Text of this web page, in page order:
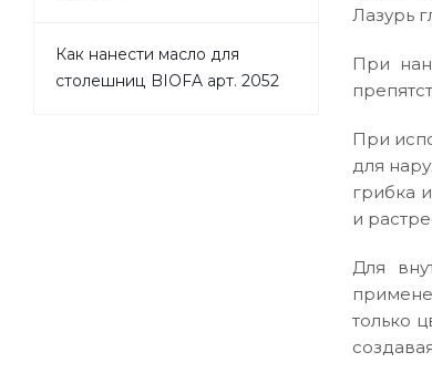
Лазурь
При
При
для
грибка
и
Для
только
Как нанести масло для
столешниц BIOFA арт. 2052